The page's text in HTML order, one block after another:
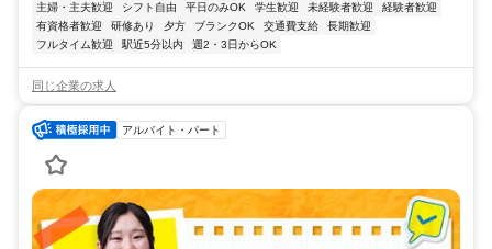
主婦・主夫歓迎
シフト自由 平日のみOK 学生歓迎 未経験者歓迎
経験者歓迎
有資格者歓迎
研修あり 夕方 ブランクOK 交通費支給
長期歓迎
フルタイム歓迎
駅近5分以内 週2・3日からOK
同じ企業の求人
アルバイト・パート